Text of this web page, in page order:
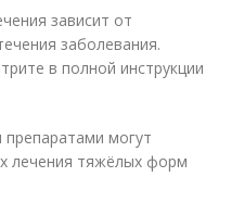
зависит от
заболевания.
в полной инструкции
могут
лечения тяжёлых форм